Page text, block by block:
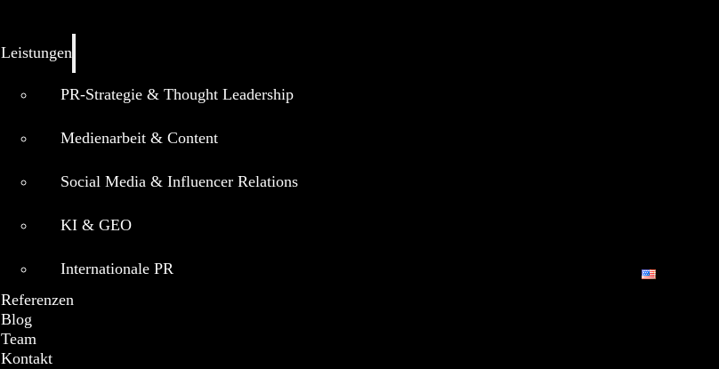
Leistungen
PR-Strategie & Thought Leadership
Medienarbeit & Content
Social Media & Influencer Relations
KI & GEO
Internationale PR
Referenzen
Blog
Team
Kontakt